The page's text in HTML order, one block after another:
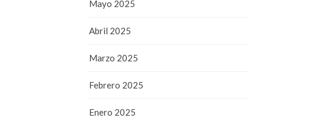
Mayo 2025
Abril 2025
Marzo 2025
Febrero 2025
Enero 2025